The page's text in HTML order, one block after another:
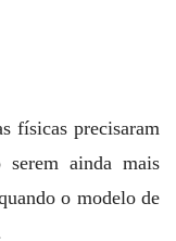
físicas precisaram
serem ainda mais
o modelo de